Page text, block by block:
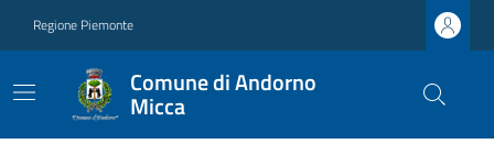
Regione Piemonte
Comune di Andorno
Micca